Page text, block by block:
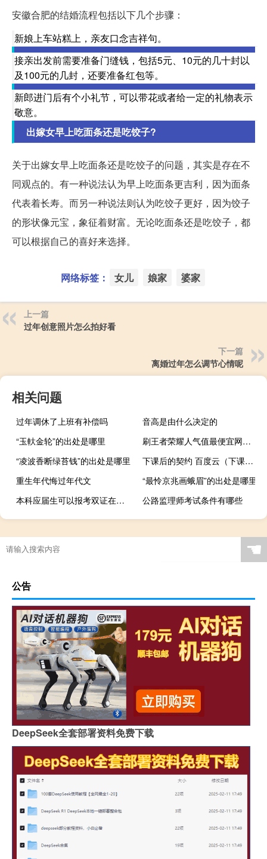
安徽合肥的结婚流程包括以下几个步骤：
新娘上车站糕上，亲友口念吉祥句。
接亲出发前需要准备门缝钱，包括5元、10元的几十封以
及100元的几封，还要准备红包等。
新郎进门后有个小礼节，可以带花或者给一定的礼物表示
敬意。
出嫁女早上吃面条还是吃饺子?
关于出嫁女早上吃面条还是吃饺子的问题，其实是存在不
同观点的。有一种说法认为早上吃面条更吉利，因为面条
代表着长寿。而另一种说法则认为吃饺子更好，因为饺子
的形状像元宝，象征着财富。无论吃面条还是吃饺子，都
可以根据自己的喜好来选择。
网络标签： 女儿 娘家 婆家
上一篇
过年创意照片怎么拍好看
下一篇
离婚过年怎么调节心情呢
相关问题
过年调休了上班有补偿吗
音高是由什么决定的
“玉軑金轮”的出处是哪里
刷王者荣耀人气值最便宜网站 王者人气值网站最便宜(刷王者荣耀人气值网址)
“凌波香断绿苔钱”的出处是哪里
下课后的契约 百度云（下课后的契约）
重生年代悔过年代文
“最怜京兆画蛾眉”的出处是哪里
本科应届生可以报考双证在职研究生吗
公路监理师考试条件有哪些
☚
公告
DeepSeek全套部署资料免费下载